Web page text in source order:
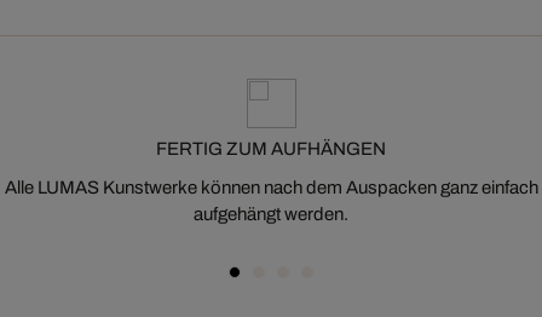
FERTIG ZUM AUFHÄNGEN
Alle LUMAS Kunstwerke können nach dem Auspacken ganz einfach
aufgehängt werden.